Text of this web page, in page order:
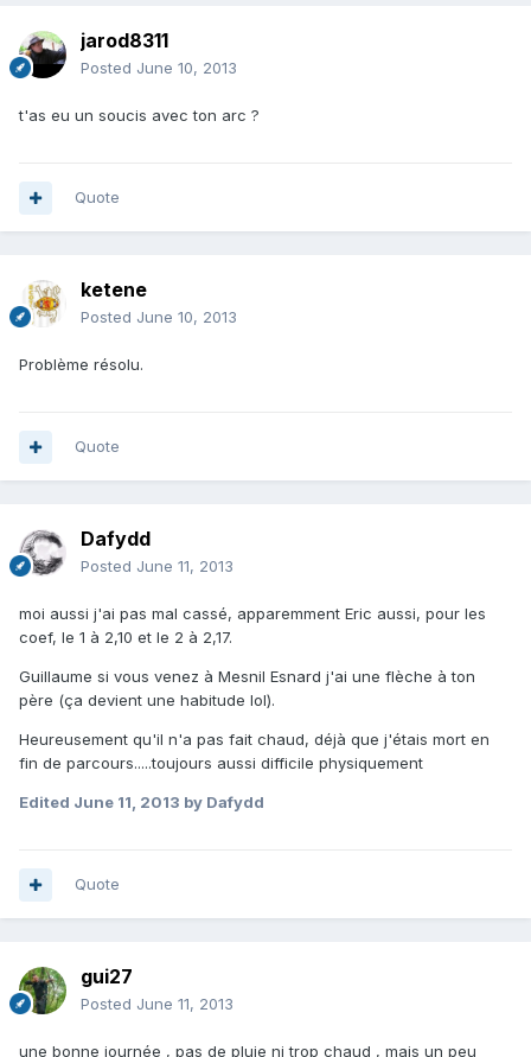
jarod8311
Posted June 10, 2013
t'as eu un soucis avec ton arc ?
Quote
ketene
Posted June 10, 2013
Problème résolu.
Quote
Dafydd
Posted June 11, 2013
moi aussi j'ai pas mal cassé, apparemment Eric aussi, pour les
coef, le 1 à 2,10 et le 2 à 2,17.
Guillaume si vous venez à Mesnil Esnard j'ai une flèche à ton
père (ça devient une habitude lol).
Heureusement qu'il n'a pas fait chaud, déjà que j'étais mort en
fin de parcours.....toujours aussi difficile physiquement
Edited June 11, 2013 by Dafydd
Quote
gui27
Posted June 11, 2013
une bonne journée , pas de pluie ni trop chaud , mais un peu